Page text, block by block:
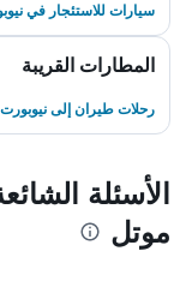
سيارات للاستئجار في
المطارات القريبة
رحلات طيران إلى نيوبورت
الأسئلة
موتل